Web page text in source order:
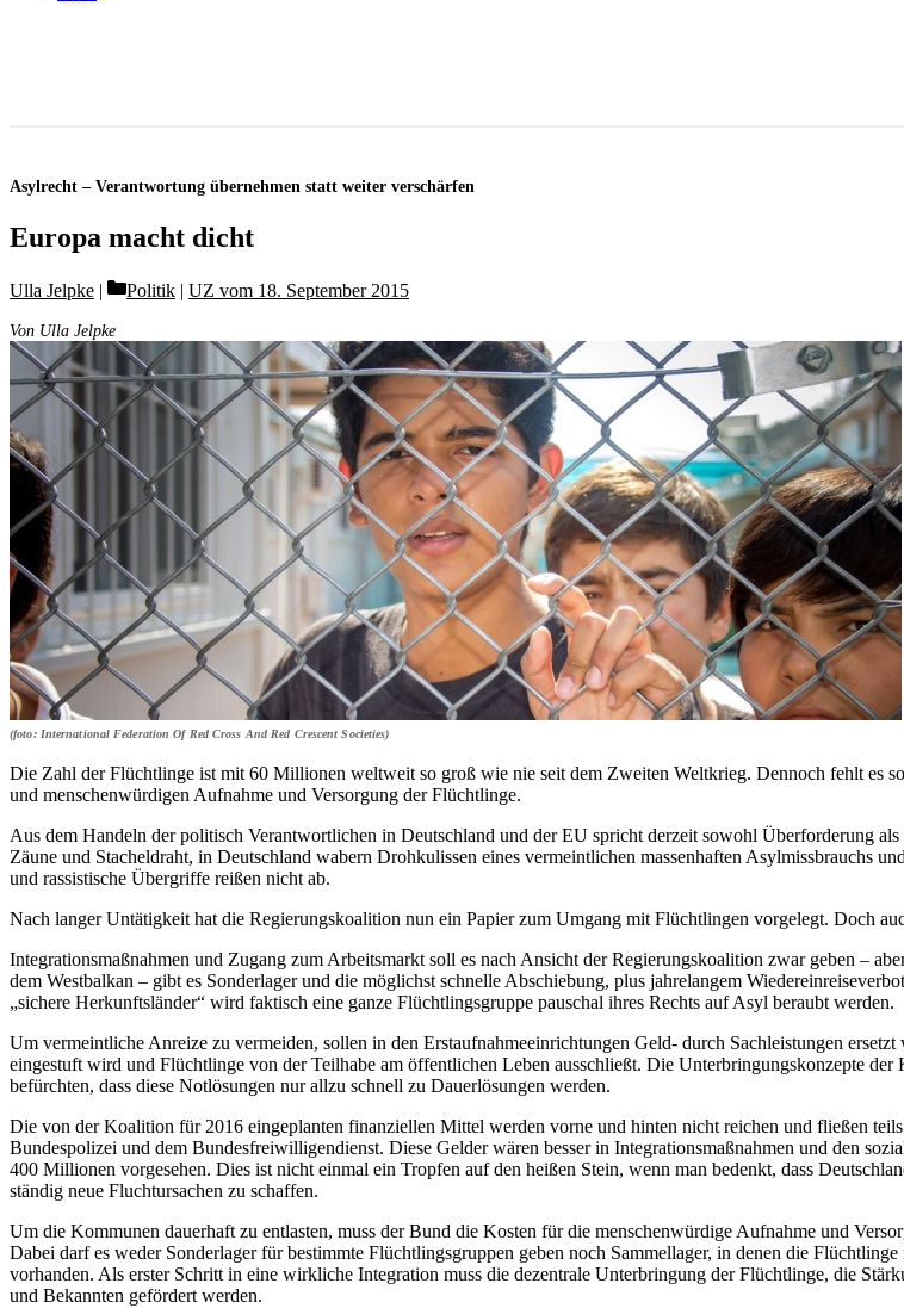
Asylrecht – Verantwortung übernehmen statt weiter verschärfen
Europa macht dicht
Ulla Jelpke Categories
Politik | UZ vom 18. September 2015
Von Ulla Jelpke
(foto: International Federation Of Red Cross And Red Crescent Societies)
Die Zahl der Flüchtlinge ist mit 60 Millionen weltweit so groß wie nie seit dem Zweiten Weltkrieg. Dennoch fehlt es
und menschenwürdigen Aufnahme und Versorgung der Flüchtlinge.
Aus dem Handeln der politisch Verantwortlichen in Deutschland und der EU spricht derzeit sowohl Überforderung
Zäune und Stacheldraht, in Deutschland wabern Drohkulissen eines vermeintlichen massenhaften Asylmissbrauchs
und rassistische Übergriffe reißen nicht ab.
Nach langer Untätigkeit hat die Regierungskoalition nun ein Papier zum Umgang mit Flüchtlingen vorgelegt. Doch
Integrationsmaßnahmen und Zugang zum Arbeitsmarkt soll es nach Ansicht der Regierungskoalition zwar geben –
dem Westbalkan – gibt es Sonderlager und die möglichst schnelle Abschiebung, plus jahrelangem
„sichere Herkunftsländer“ wird faktisch eine ganze Flüchtlingsgruppe pauschal ihres Rechts auf Asyl beraubt werden.
Um vermeintliche Anreize zu vermeiden, sollen in den Erstaufnahmeeinrichtungen Geld- durch Sachleistungen
eingestuft wird und Flüchtlinge von der Teilhabe am öffentlichen Leben ausschließt. Die Unterbringungskonzepte
befürchten, dass diese Notlösungen nur allzu schnell zu Dauerlösungen werden.
Die von der Koalition für 2016 eingeplanten finanziellen Mittel werden vorne und hinten nicht reichen und fließen
Bundespolizei und dem Bundesfreiwilligendienst. Diese Gelder wären besser in Integrationsmaßnahmen und den
400 Millionen vorgesehen. Dies ist nicht einmal ein Tropfen auf den heißen Stein, wenn man bedenkt, dass
ständig neue Fluchtursachen zu schaffen.
Um die Kommunen dauerhaft zu entlasten, muss der Bund die Kosten für die menschenwürdige Aufnahme und
Dabei darf es weder Sonderlager für bestimmte Flüchtlingsgruppen geben noch Sammellager, in denen die
vorhanden. Als erster Schritt in eine wirkliche Integration muss die dezentrale Unterbringung der Flüchtlinge, die
und Bekannten gefördert werden.